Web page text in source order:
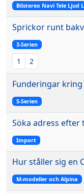
Bilstereo Navi Tele Ljud
Sprickor runt
3-Serien
1 2
Funderingar kring
5-Serien
Söka adress efter
Import
Hur ståller sig en
M-modeller och Alpina